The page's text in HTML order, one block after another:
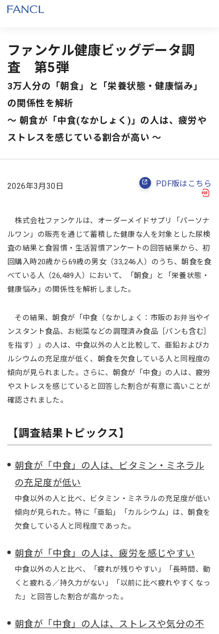
ファンケル健康ビッグデータ調
査 第5弾
3万人分の「朝食」と「栄養状態・健康悩み」
の関係性を解析
～ 朝食が「中食(なかしょく)」の人は、疲労や
ストレスを感じている割合が高い ～
2026年3月30日 PDF版はこちら
株式会社ファンケルは、オーダーメイドサプリ「パーソナ
ルワン」の販売を通じて蓄積した健康な人を対象とした尿検
査の結果と食習慣・生活習慣アンケートの回答結果から、初
回購入時20歳から69歳の男女（33,246人）のうち、朝食を食
べている人（26,489人）において、「朝食」と「栄養状態・
健康悩み」の関係性を解析しました。
その結果、朝食が「中食（なかしょく：市販のお弁当やイ
ンスタント食品、お総菜などの調理済み食品［パンも含む］
を指す）」の人は、中食以外の人と比較して、亜鉛およびカ
ルシウムの充足度が低く、朝食を欠食している人と同程度の
傾向が見られました。さらに、朝食が「中食」の人は、疲労
やストレスを感じていると回答した割合が有意に高いことが
確認されました。
【調査結果トピックス】
朝食が「中食」の人は、ビタミン・ミネラル
の充足度が低い
中食以外の人と比べ、ビタミン・ミネラルの充足度が低い
傾向が見られた。特に「亜鉛」「カルシウム」は、朝食を
欠食している人と同程度であった。
朝食が「中食」の人は、疲労を感じやすい
中食以外の人と比べ、「疲れが残りやすい」「長時間、動
くと疲れる／持久力がない」「以前に比べ疲れやすくなっ
た」と回答した割合が高かった。
朝食が「中食」の人は、ストレスや気分の不